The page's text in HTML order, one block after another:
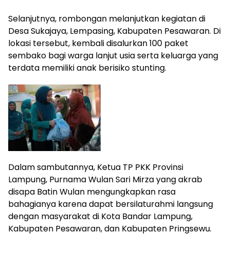
Selanjutnya, rombongan melanjutkan kegiatan di
Desa Sukajaya, Lempasing, Kabupaten Pesawaran. Di
lokasi tersebut, kembali disalurkan 100 paket
sembako bagi warga lanjut usia serta keluarga yang
terdata memiliki anak berisiko stunting.
Dalam sambutannya, Ketua TP PKK Provinsi
Lampung, Purnama Wulan Sari Mirza yang akrab
disapa Batin Wulan mengungkapkan rasa
bahagianya karena dapat bersilaturahmi langsung
dengan masyarakat di Kota Bandar Lampung,
Kabupaten Pesawaran, dan Kabupaten Pringsewu.